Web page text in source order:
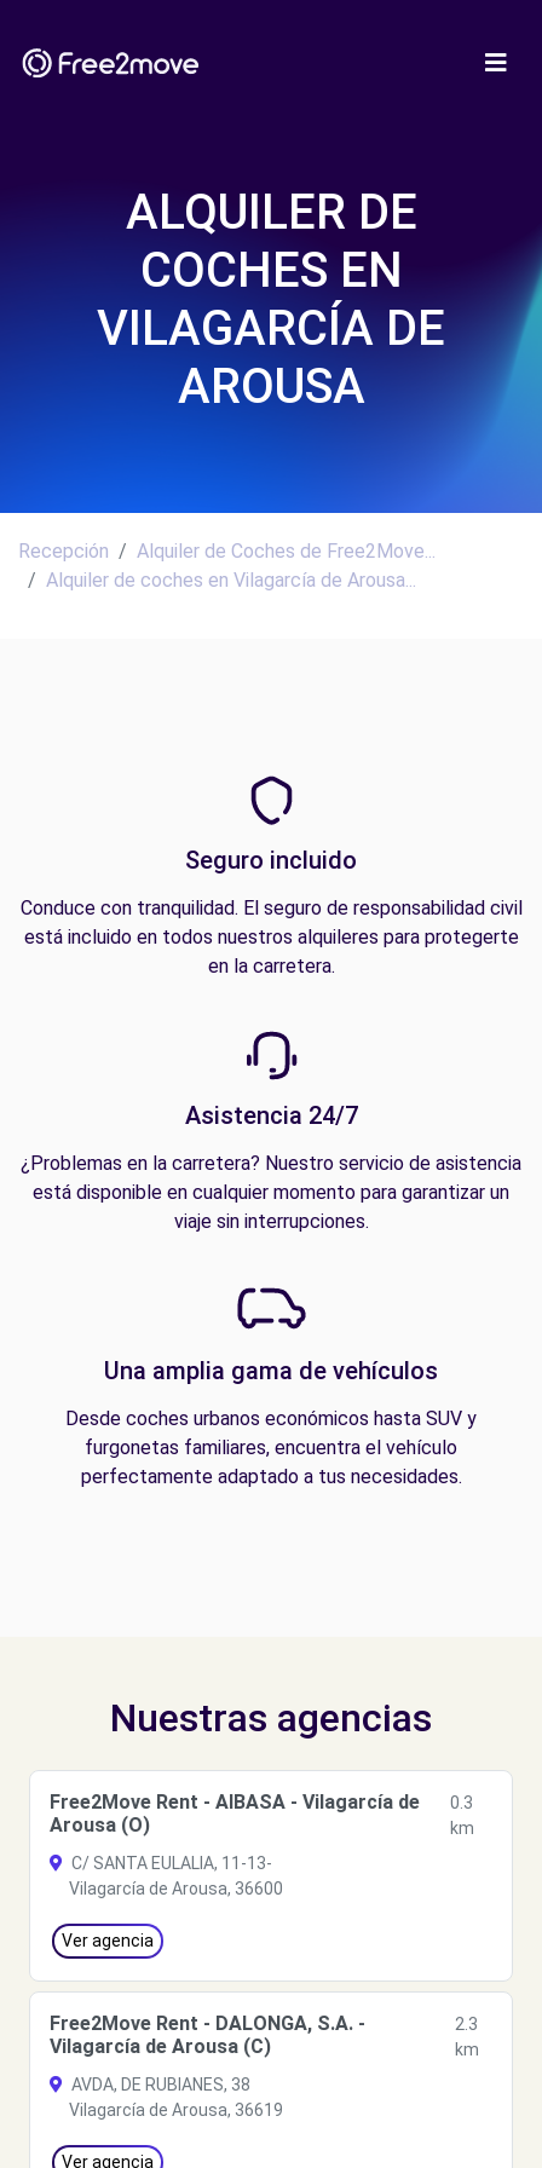
ALQUILER DE
COCHES EN
VILAGARCÍA DE
AROUSA
Recepción
Alquiler de Coches de Free2Move...
Alquiler de coches en Vilagarcía de Arousa...
Seguro incluido
Conduce con tranquilidad. El seguro de responsabilidad civil
está incluido en todos nuestros alquileres para protegerte
en la carretera.
Asistencia 24/7
¿Problemas en la carretera? Nuestro servicio de asistencia
está disponible en cualquier momento para garantizar un
viaje sin interrupciones.
Una amplia gama de vehículos
Desde coches urbanos económicos hasta SUV y
furgonetas familiares, encuentra el vehículo
perfectamente adaptado a tus necesidades.
Nuestras agencias
Free2Move Rent - AIBASA - Vilagarcía de
Arousa (O)
0.3
km
C/ SANTA EULALIA, 11-13-
Vilagarcía de Arousa, 36600
Ver agencia
Free2Move Rent - DALONGA, S.A. -
Vilagarcía de Arousa (C)
2.3
km
AVDA, DE RUBIANES, 38
Vilagarcía de Arousa, 36619
Ver agencia